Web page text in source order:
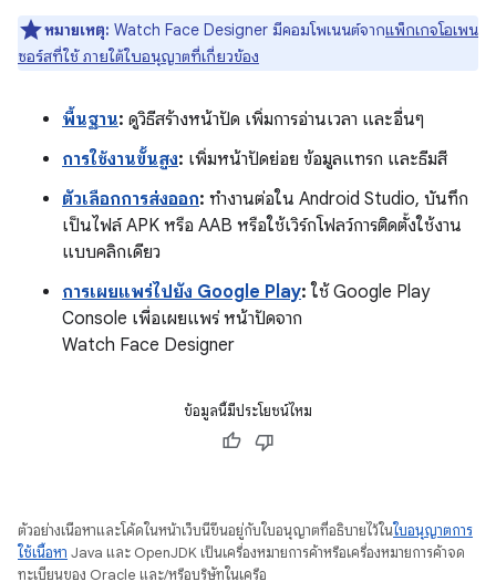
หมายเหตุ: Watch Face Designer มีคอมโพเนนต์จากแพ็กเกจโอเพน
ซอร์สที่ใช้ ภายใต้ใบอนุญาตที่เกี่ยวข้อง
พื้นฐาน: ดูวิธีสร้างหน้าปัด เพิ่มการอ่านเวลา และอื่นๆ
การใช้งานขั้นสูง: เพิ่มหน้าปัดย่อย ข้อมูลแทรก และธีมสี
ตัวเลือกการส่งออก: ทำงานต่อใน Android Studio, บันทึก
เป็นไฟล์ APK หรือ AAB หรือใช้เวิร์กโฟลว์การติดตั้งใช้งาน
แบบคลิกเดียว
การเผยแพร่ไปยัง Google Play: ใช้ Google Play
Console เพื่อเผยแพร่ หน้าปัดจาก
Watch Face Designer
ข้อมูลนี้มีประโยชน์ไหม
ตัวอย่างเนื้อหาและโค้ดในหน้าเว็บนี้ขึ้นอยู่กับใบอนุญาตที่อธิบายไว้ในใบอนุญาตการ
ใช้เนื้อหา Java และ OpenJDK เป็นเครื่องหมายการค้าหรือเครื่องหมายการค้าจด
ทะเบียนของ Oracle และ/หรือบริษัทในเครือ